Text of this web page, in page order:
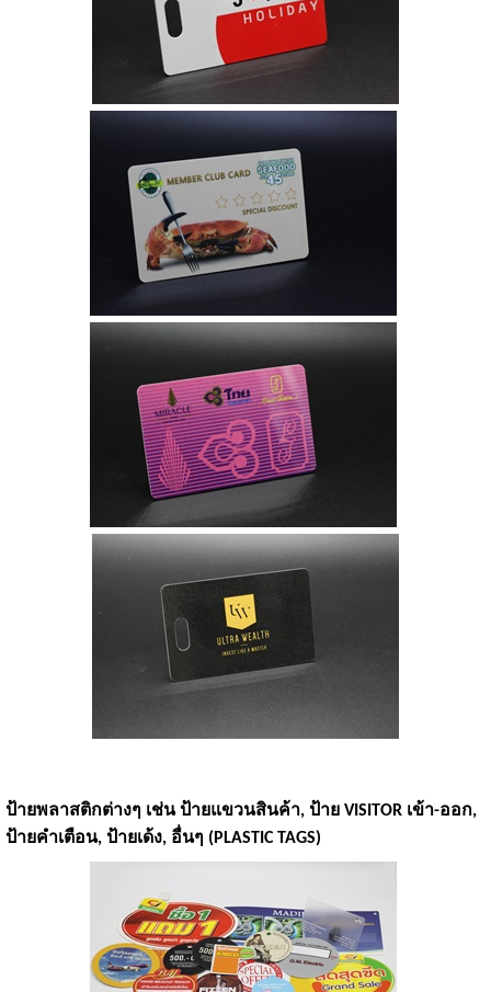
ป้ายพลาสติกต่างๆ เช่น ป้ายแขวนสินค้า, ป้าย VISITOR เข้า-ออก,
ป้ายคำเตือน, ป้ายเด้ง, อื่นๆ (PLASTIC TAGS)